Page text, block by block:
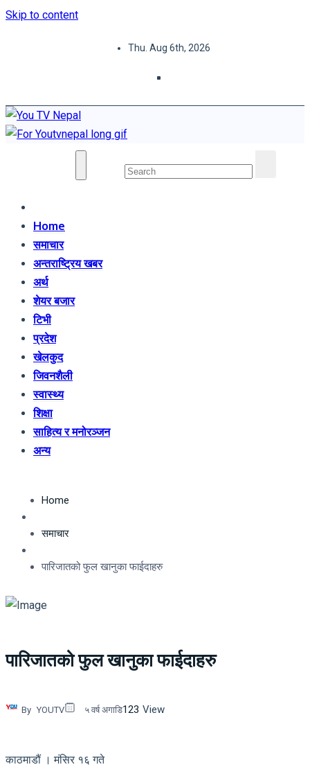
Skip to content
Thu. Aug 6th, 2026
Home
समाचार
अन्तराष्ट्रिय खबर
अर्थ
शेयर बजार
टिभी
प्रदेश
खेलकुद
जिवनशैली
स्वास्थ्य
शिक्षा
साहित्य र मनोरञ्जन
अन्य
Home
समाचार
पारिजातको फुल खानुका फाईदाहरु
पारिजातको फुल खानुका फाईदाहरु
By YOUTV ५ वर्ष अगाडि123 View
काठमाडौं । मंसिर १६ गते